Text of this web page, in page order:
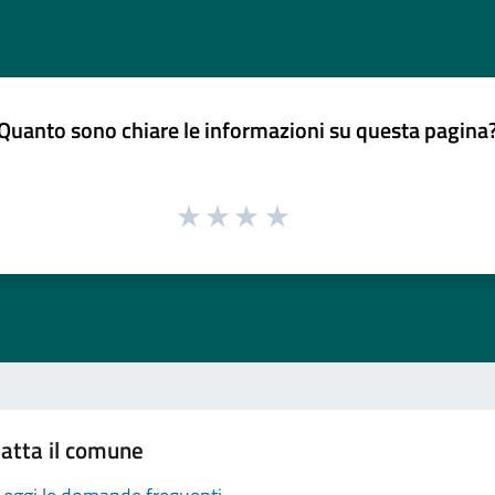
sono chiare le informazioni su questa
il comune